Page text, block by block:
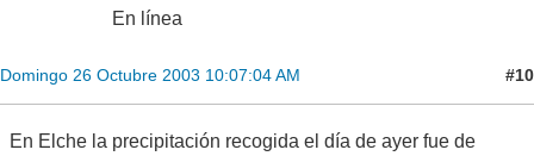
En línea
Domingo 26 Octubre 2003 10:07:04 AM #10
En Elche la precipitación recogida el día de ayer fue de